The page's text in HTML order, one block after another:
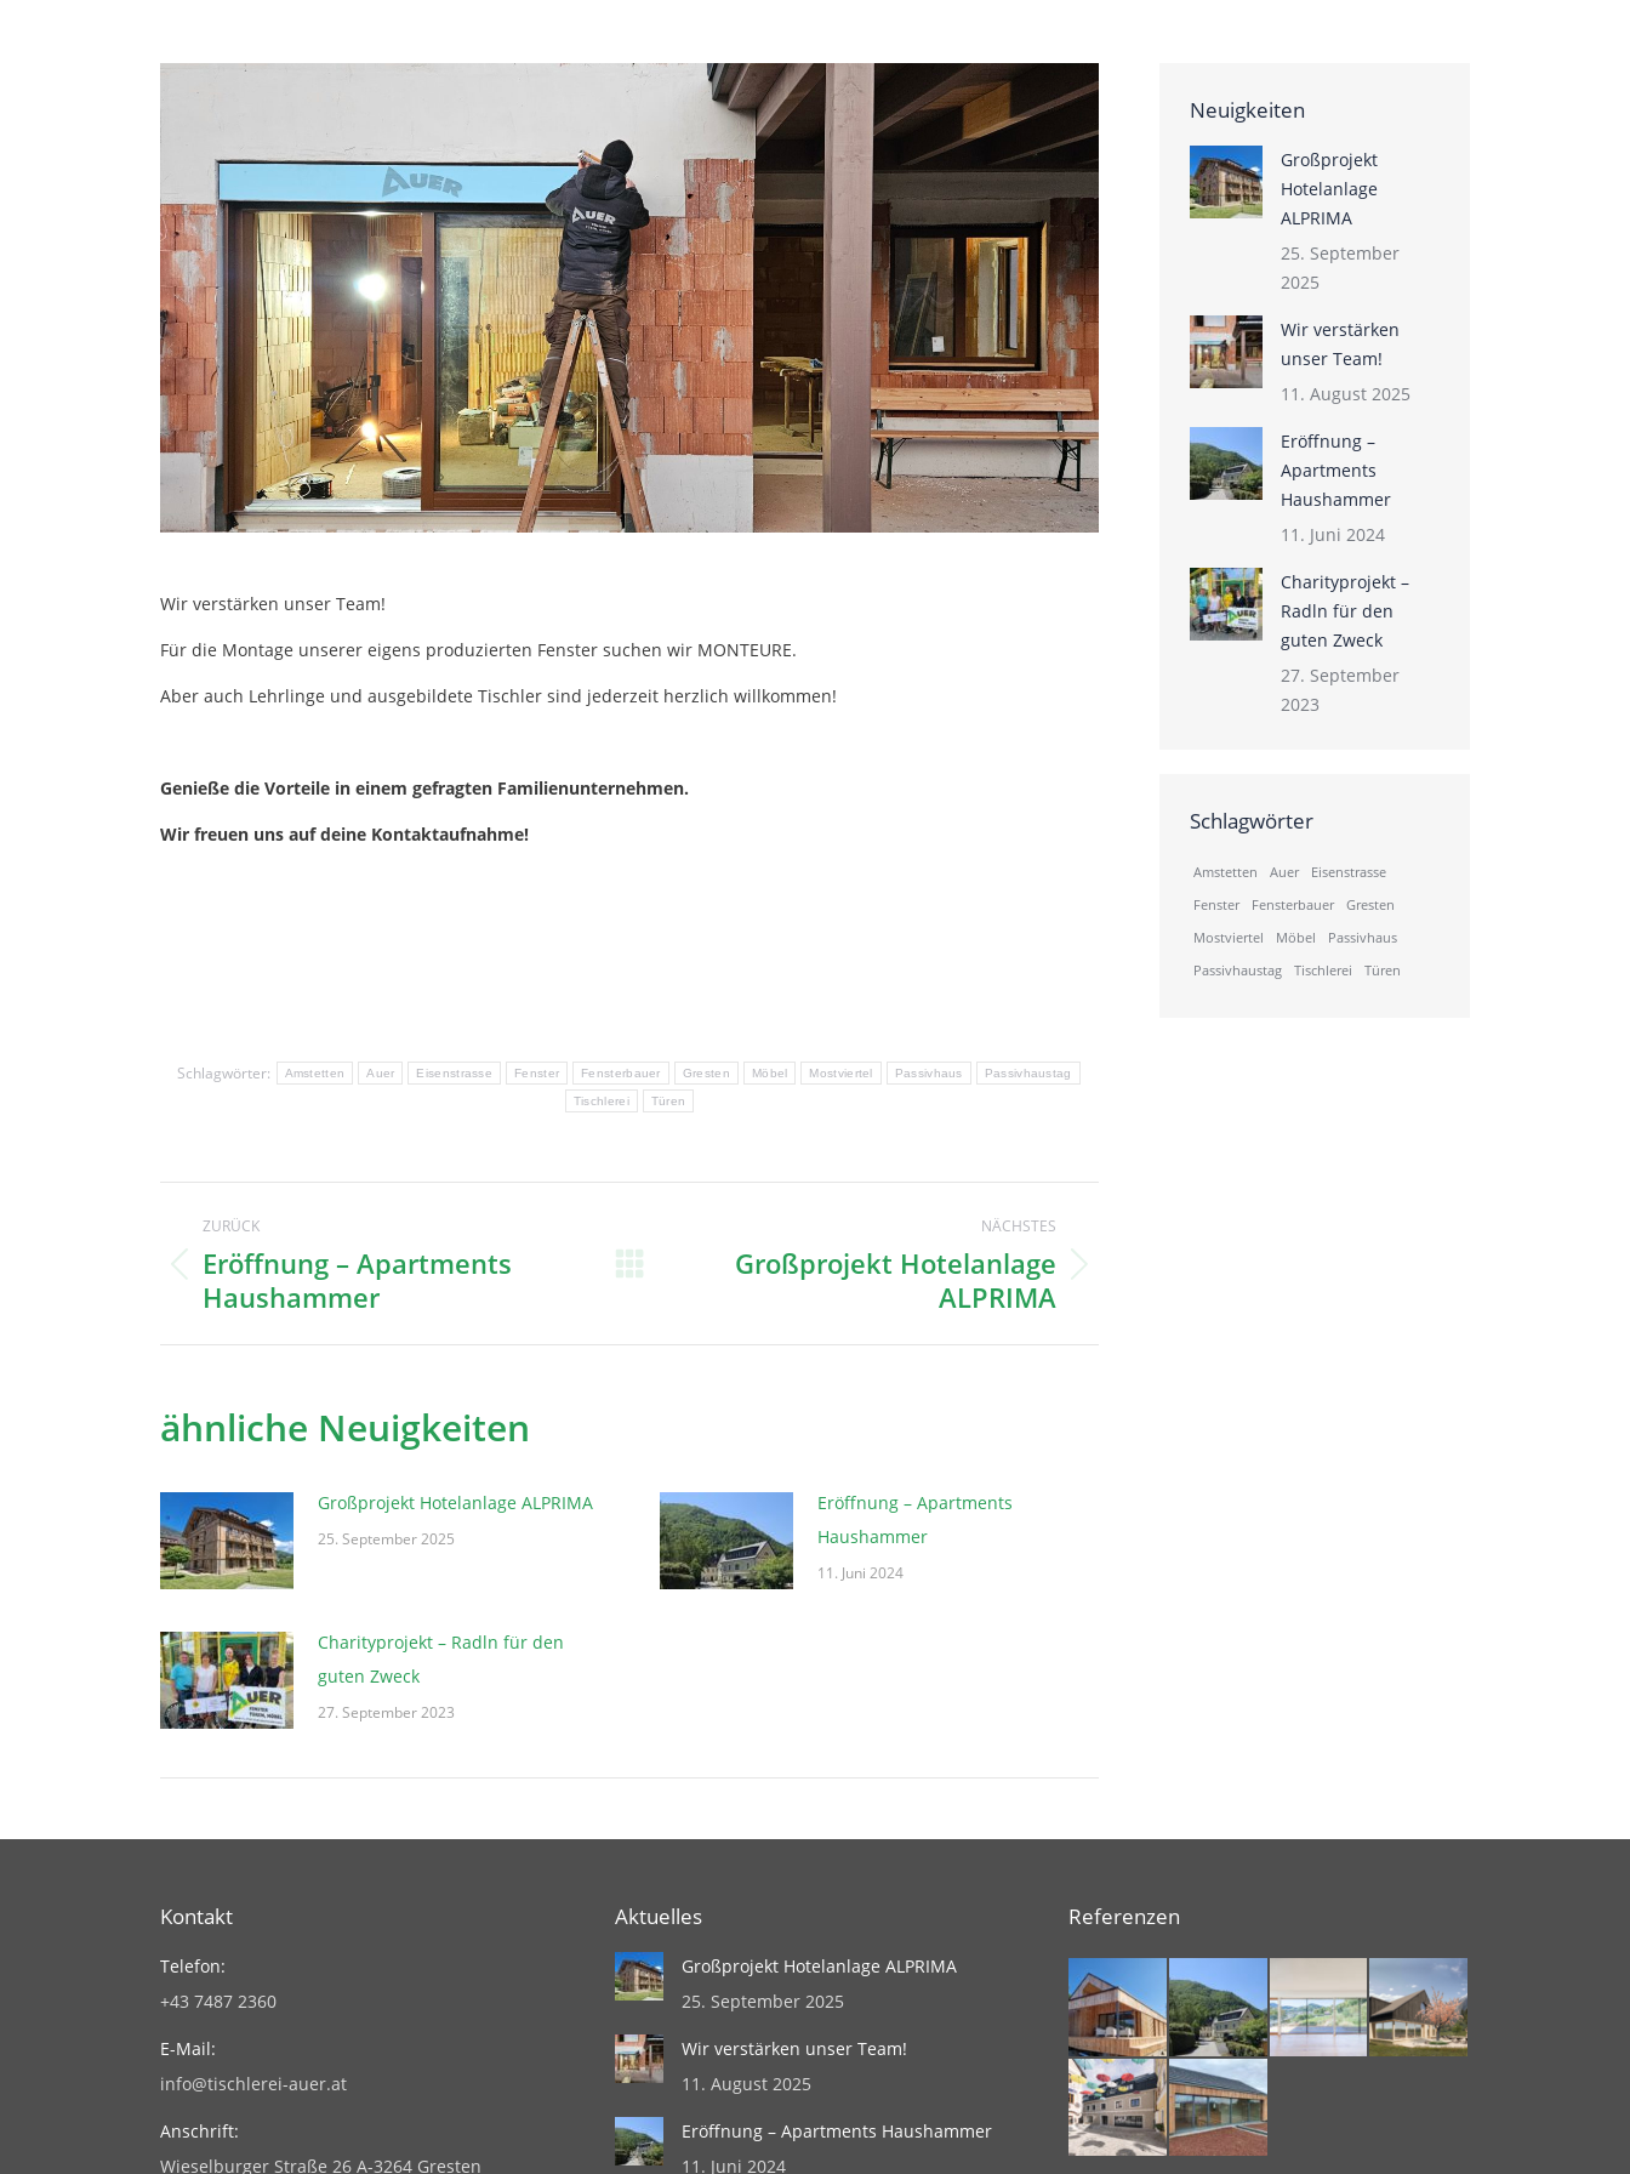
Wir verstärken unser Team!
Für die Montage unserer eigens produzierten Fenster suchen wir MONTEURE.
Aber auch Lehrlinge und ausgebildete Tischler sind jederzeit herzlich willkommen!
Genieße die Vorteile in einem gefragten Familienunternehmen.
Wir freuen uns auf deine Kontaktaufnahme!
Schlagwörter: Amstetten Auer Eisenstrasse Fenster Fensterbauer Gresten Möbel Mostviertel Passivhaus Passivhaustag
Tischlerei Türen
Kommentarnavigation
ZURÜCK
Vorheriger
Beitrag:
Eröffnung – Apartments
Haushammer
NÄCHSTES
NächsterGroßprojekt Hotelanlage
ALPRIMA
ähnliche Neuigkeiten
Großprojekt Hotelanlage ALPRIMA
25. September 2025
Eröffnung – Apartments
Haushammer
11. Juni 2024
Charityprojekt – Radln für den
guten Zweck
27. September 2023
Neuigkeiten
Großprojekt
Hotelanlage
ALPRIMA
25. September
2025
Wir verstärken
unser Team!
11. August 2025
Eröffnung –
Apartments
Haushammer
11. Juni 2024
Charityprojekt –
Radln für den
guten Zweck
27. September
2023
Schlagwörter
Amstetten Auer
Eisenstrasse
Fenster
Fensterbauer
Gresten
Mostviertel
Möbel
Passivhaus
Passivhaustag
Tischlerei Türen
Kontakt
Telefon:
+43 7487 2360
E-Mail:
info@tischlerei-auer.at
Anschrift:
Wieselburger Straße 26 A-3264 Gresten
Aktuelles
Großprojekt Hotelanlage ALPRIMA
25. September 2025
Wir verstärken unser Team!
11. August 2025
Eröffnung – Apartments Haushammer
11. Juni 2024
Referenzen